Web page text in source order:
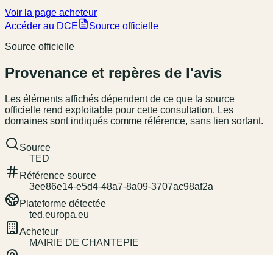
Voir la page acheteur
Accéder au DCE
Source officielle
Source officielle
Provenance et repères de l'avis
Les éléments affichés dépendent de ce que la source
officielle rend exploitable pour cette consultation. Les
domaines sont indiqués comme référence, sans lien sortant.
Source
TED
Référence source
3ee86e14-e5d4-48a7-8a09-3707ac98af2a
Plateforme détectée
ted.europa.eu
Acheteur
MAIRIE DE CHANTEPIE